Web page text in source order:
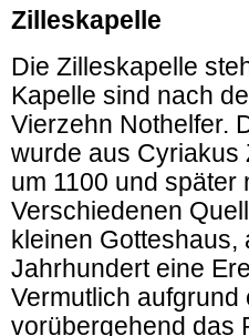
Zilleskapelle
Die Zilleskapelle
Kapelle sind nach
Vierzehn Nothelfer.
wurde aus Cyriakus
um 1100 und später
Verschiedenen
kleinen
Jahrhundert eine
Vermutlich
vorübergehend das